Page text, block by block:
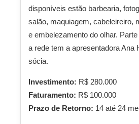
disponíveis estão barbearia,
salão, maquiagem, cabeleireiro,
e embelezamento do olhar.
a rede tem a apresentadora Ana
sócia.
Investimento: R$ 280.000
Faturamento: R$ 100.000
Prazo de Retorno: 14 até 24